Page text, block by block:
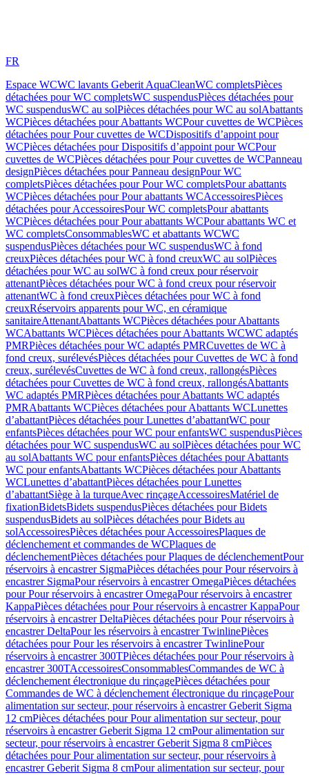
FR
Espace WCWC lavants Geberit AquaCleanWC completsPièces
détachées pour WC completsWC suspendusPièces détachées pour
WC suspendusWC au solPièces détachées pour WC au solAbattants
WCPièces détachées pour Abattants WCPour cuvettes de WCPièces
détachées pour Pour cuvettes de WCDispositifs d’appoint pour
WCPièces détachées pour Dispositifs d’appoint pour WCPour
cuvettes de WCPièces détachées pour Pour cuvettes de WCPanneau
designPièces détachées pour Panneau designPour WC
completsPièces détachées pour Pour WC completsPour abattants
WCPièces détachées pour Pour abattants WCAccessoiresPièces
détachées pour AccessoiresPour WC completsPour abattants
WCPièces détachées pour Pour abattants WCPour abattants WC et
WC completsConsommablesWC et abattants WCWC
suspendusPièces détachées pour WC suspendusWC à fond
creuxPièces détachées pour WC à fond creuxWC au solPièces
détachées pour WC au solWC à fond creux pour réservoir
attenantPièces détachées pour WC à fond creux pour réservoir
attenantWC à fond creuxPièces détachées pour WC à fond
creuxRéservoirs apparents pour WC, en céramique
sanitaireAttenantAbattants WCPièces détachées pour Abattants
WCAbattants WCPièces détachées pour Abattants WCWC adaptés
PMRPièces détachées pour WC adaptés PMRCuvettes de WC à
fond creux, surélevésPièces détachées pour Cuvettes de WC à fond
creux, surélevésCuvettes de WC à fond creux, rallongésPièces
détachées pour Cuvettes de WC à fond creux, rallongésAbattants
WC adaptés PMRPièces détachées pour Abattants WC adaptés
PMRAbattants WCPièces détachées pour Abattants WCLunettes
d’abattantPièces détachées pour Lunettes d’abattantWC pour
enfantsPièces détachées pour WC pour enfantsWC suspendusPièces
détachées pour WC suspendusWC au solPièces détachées pour WC
au solAbattants WC pour enfantsPièces détachées pour Abattants
WC pour enfantsAbattants WCPièces détachées pour Abattants
WCLunettes d’abattantPièces détachées pour Lunettes
d’abattantSiège à la turqueAvec rinçageAccessoiresMatériel de
fixationBidetsBidets suspendusPièces détachées pour Bidets
suspendusBidets au solPièces détachées pour Bidets au
solAccessoiresPièces détachées pour AccessoiresPlaques de
déclenchement et commandes de WCPlaques de
déclenchementPièces détachées pour Plaques de déclenchementPour
réservoirs à encastrer SigmaPièces détachées pour Pour réservoirs à
encastrer SigmaPour réservoirs à encastrer OmegaPièces détachées
pour Pour réservoirs à encastrer OmegaPour réservoirs à encastrer
KappaPièces détachées pour Pour réservoirs à encastrer KappaPour
réservoirs à encastrer DeltaPièces détachées pour Pour réservoirs à
encastrer DeltaPour les réservoirs à encastrer TwinlinePièces
détachées pour Pour les réservoirs à encastrer TwinlinePour
réservoirs à encastrer 300TPièces détachées pour Pour réservoirs à
encastrer 300TAccessoiresConsommablesCommandes de WC à
déclenchement électronique du rinçagePièces détachées pour
Commandes de WC à déclenchement électronique du rinçagePour
alimentation sur secteur, pour réservoirs à encastrer Geberit Sigma
12 cmPièces détachées pour Pour alimentation sur secteur, pour
réservoirs à encastrer Geberit Sigma 12 cmPour alimentation sur
secteur, pour réservoirs à encastrer Geberit Sigma 8 cmPièces
détachées pour Pour alimentation sur secteur, pour réservoirs à
encastrer Geberit Sigma 8 cmPour alimentation sur secteur, pour